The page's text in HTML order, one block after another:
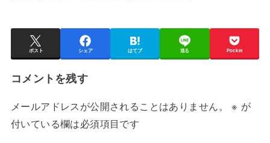
ポスト シェア はてブ 送る Pocket
コメントを残す
メールアドレスが公開されることはありません。 ※ が
付いている欄は必須項目です